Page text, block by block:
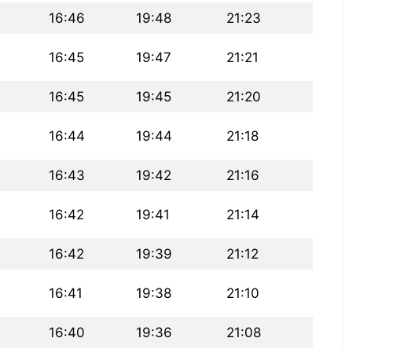
16:46 19:48 21:23
16:45 19:47 21:21
16:45 19:45 21:20
16:44 19:44 21:18
16:43 19:42 21:16
16:42 19:41 21:14
16:42 19:39 21:12
16:41 19:38 21:10
16:40 19:36 21:08